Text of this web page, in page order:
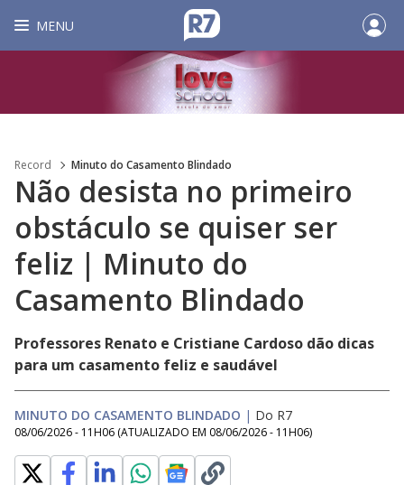
MENU
Record Minuto do Casamento Blindado
Não desista no primeiro
obstáculo se quiser ser
feliz | Minuto do
Casamento Blindado
Professores Renato e Cristiane Cardoso dão dicas
para um casamento feliz e saudável
MINUTO DO CASAMENTO BLINDADO | Do R7
08/06/2026 - 11H06 (ATUALIZADO EM 08/06/2026 - 11H06)